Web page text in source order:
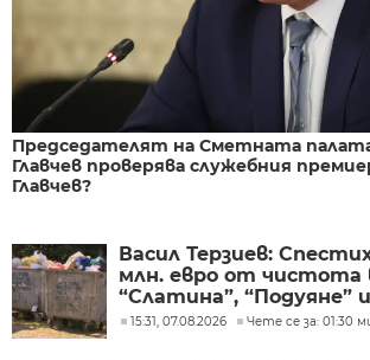
Председателят на Сметната
Главчев проверява служебния
Главчев?
Васил Терзиев:
млн. евро от чистота
“Слатина”, “Подуяне” и
следващите 5 години
15:31, 07.08.2026 Чете се за: 01:30